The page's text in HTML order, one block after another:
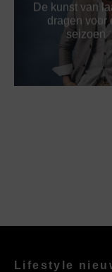
De kunst van
dragen voor
seizoen
Lifestyle